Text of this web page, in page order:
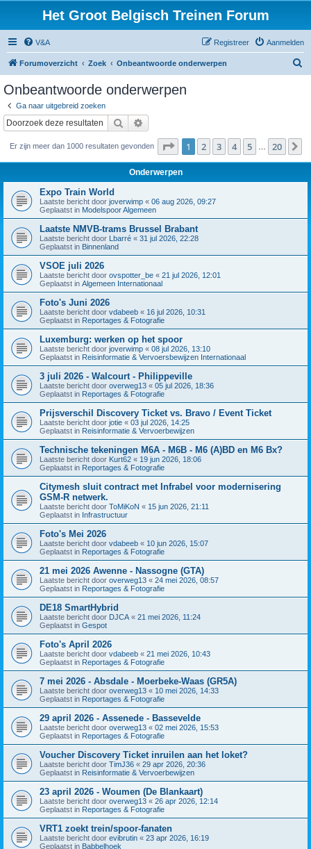
Het Groot Belgisch Treinen Forum
V&A Aanmelden
Registreer
Forumoverzicht Zoek Onbeantwoorde onderwerpen
Onbeantwoorde onderwerpen
Ga naar uitgebreid zoeken
Zoek
Er zijn meer dan 1000 resultaten gevonden Pagina van 20
1 2 3 4 5 20
Onderwerpen
Expo Train World
Laatste bericht door joverwimp « 06 aug 2026, 09:27
Geplaatst in Modelspoor Algemeen
Laatste NMVB-trams Brussel Brabant
Laatste bericht door Lbarré « 31 jul 2026, 22:28
Geplaatst in Binnenland
VSOE juli 2026
Laatste bericht door ovspotter_be « 21 jul 2026, 12:01
Geplaatst in Algemeen Internationaal
Foto's Juni 2026
Laatste bericht door vdabeeb « 16 jul 2026, 10:31
Geplaatst in Reportages & Fotografie
Luxemburg: werken op het spoor
Laatste bericht door joverwimp « 08 jul 2026, 13:10
Geplaatst in Reisinformatie & Vervoersbewijzen Internationaal
3 juli 2026 - Walcourt - Philippeville
Laatste bericht door overweg13 « 05 jul 2026, 18:36
Geplaatst in Reportages & Fotografie
Prijsverschil Discovery Ticket vs. Bravo / Event Ticket
Laatste bericht door jotie « 03 jul 2026, 14:25
Geplaatst in Reisinformatie & Vervoerbewijzen
Technische tekeningen M6A - M6B - M6 (A)BD en M6 Bx?
Laatste bericht door Kurt62 « 19 jun 2026, 18:06
Geplaatst in Reportages & Fotografie
Citymesh sluit contract met Infrabel voor modernisering
GSM-R netwerk.
Laatste bericht door ToMiKoN « 15 jun 2026, 21:11
Geplaatst in Infrastructuur
Foto's Mei 2026
Laatste bericht door vdabeeb « 10 jun 2026, 15:07
Geplaatst in Reportages & Fotografie
21 mei 2026 Awenne - Nassogne (GTA)
Laatste bericht door overweg13 « 24 mei 2026, 08:57
Geplaatst in Reportages & Fotografie
DE18 SmartHybrid
Laatste bericht door DJCA « 21 mei 2026, 11:24
Geplaatst in Gespot
Foto's April 2026
Laatste bericht door vdabeeb « 21 mei 2026, 10:43
Geplaatst in Reportages & Fotografie
7 mei 2026 - Absdale - Moerbeke-Waas (GR5A)
Laatste bericht door overweg13 « 10 mei 2026, 14:33
Geplaatst in Reportages & Fotografie
29 april 2026 - Assenede - Bassevelde
Laatste bericht door overweg13 « 02 mei 2026, 15:53
Geplaatst in Reportages & Fotografie
Voucher Discovery Ticket inruilen aan het loket?
Laatste bericht door TimJ36 « 29 apr 2026, 20:36
Geplaatst in Reisinformatie & Vervoerbewijzen
23 april 2026 - Woumen (De Blankaart)
Laatste bericht door overweg13 « 26 apr 2026, 12:14
Geplaatst in Reportages & Fotografie
VRT1 zoekt trein/spoor-fanaten
Laatste bericht door evibrutin « 23 apr 2026, 16:19
Geplaatst in Babbelhoek